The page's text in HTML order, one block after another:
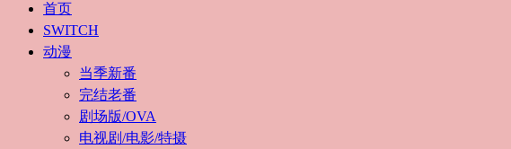
首页
SWITCH
动漫
当季新番
完结老番
剧场版/OVA
电视剧/电影/特摄